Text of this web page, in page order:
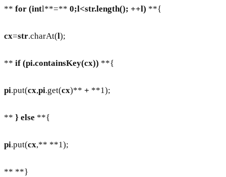
** for (intl**=** 0;l<str.length(); ++l) **{
cx=str.charAt(l);
** if (pi.containsKey(cx)) **{
pi.put(cx,pi.get(cx)** + **1);
** } else **{
pi.put(cx,** **1);
** **}